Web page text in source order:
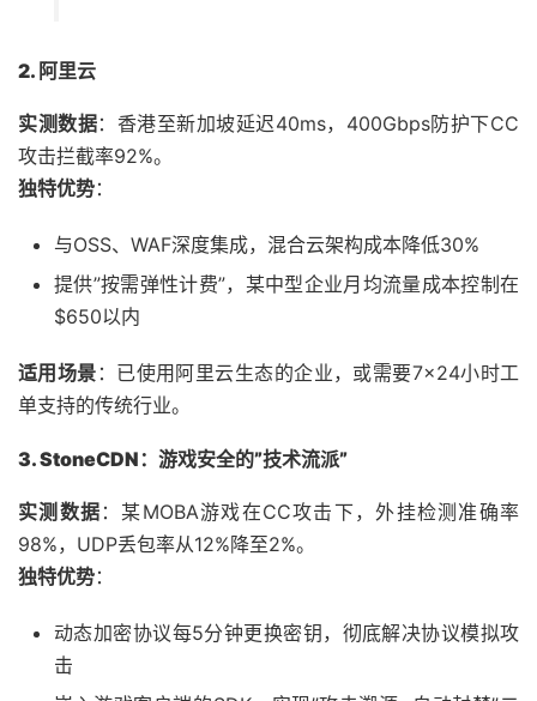
2. 阿里云
实测数据：香港至新加坡延迟40ms，400Gbps防护下CC
攻击拦截率92%。
独特优势：
与OSS、WAF深度集成，混合云架构成本降低30%
提供”按需弹性计费”，某中型企业月均流量成本控制在
$650以内
适用场景 ：已使用阿里云生态的企业，或需要7×24小时工
单支持的传统行业。
3. StoneCDN：游戏安全的”技术流派”
实测数据 ：某MOBA游戏在CC攻击下，外挂检测准确率
98%，UDP丢包率从12%降至2%。
独特优势：
动态加密协议每5分钟更换密钥，彻底解决协议模拟攻
击